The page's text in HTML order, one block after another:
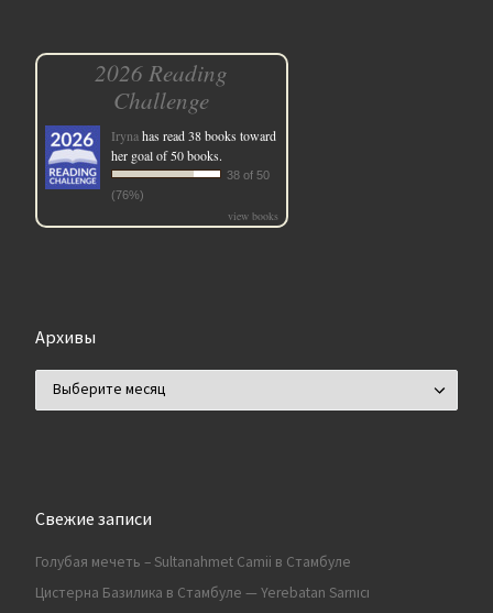
2026 Reading
Challenge
Irynahas read 38 books toward
her goal of 50 books.
38 of 50
(76%)
view books
Архивы
Свежие записи
Голубая мечеть – Sultanahmet Camii в Стамбуле
Цистерна Базилика в Стамбуле — Yerebatan Sarnıcı